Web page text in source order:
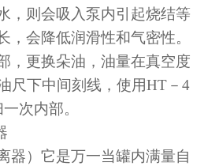
，则会吸入泵内引起烧结等
，会降低润滑性和气密性。
，更换朵油，油量在真空度
尺下中间刻线，使用HT－4
次内部。
器）它是万一当罐内满量自